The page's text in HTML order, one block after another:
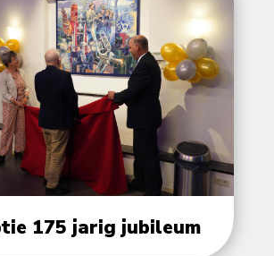
175 jarig jubileum